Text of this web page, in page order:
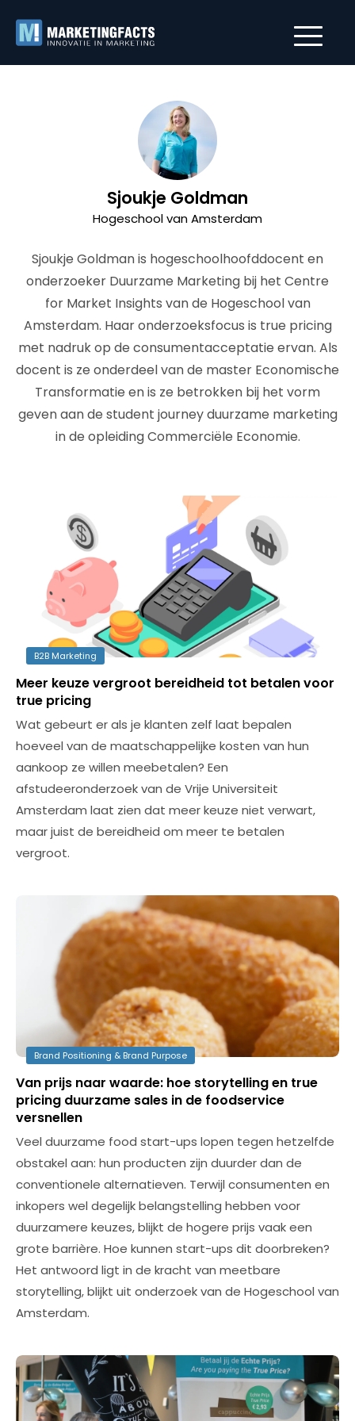
Sjoukje Goldman
Hogeschool van Amsterdam
Sjoukje Goldman is hogeschoolhoofddocent en
onderzoeker Duurzame Marketing bij het Centre
for Market Insights van de Hogeschool van
Amsterdam. Haar onderzoeksfocus is true pricing
met nadruk op de consumentacceptatie ervan. Als
docent is ze onderdeel van de master Economische
Transformatie en is ze betrokken bij het vorm
geven aan de student journey duurzame marketing
in de opleiding Commerciële Economie.
B2B Marketing
Meer keuze vergroot bereidheid tot betalen voor
true pricing
Wat gebeurt er als je klanten zelf laat bepalen
hoeveel van de maatschappelijke kosten van hun
aankoop ze willen meebetalen? Een
afstudeeronderzoek van de Vrije Universiteit
Amsterdam laat zien dat meer keuze niet verwart,
maar juist de bereidheid om meer te betalen
vergroot.
Brand Positioning & Brand Purpose
Van prijs naar waarde: hoe storytelling en true
pricing duurzame sales in de foodservice
versnellen
Veel duurzame food start-ups lopen tegen hetzelfde
obstakel aan: hun producten zijn duurder dan de
conventionele alternatieven. Terwijl consumenten en
inkopers wel degelijk belangstelling hebben voor
duurzamere keuzes, blijkt de hogere prijs vaak een
grote barrière. Hoe kunnen start-ups dit doorbreken?
Het antwoord ligt in de kracht van meetbare
storytelling, blijkt uit onderzoek van de Hogeschool van
Amsterdam.